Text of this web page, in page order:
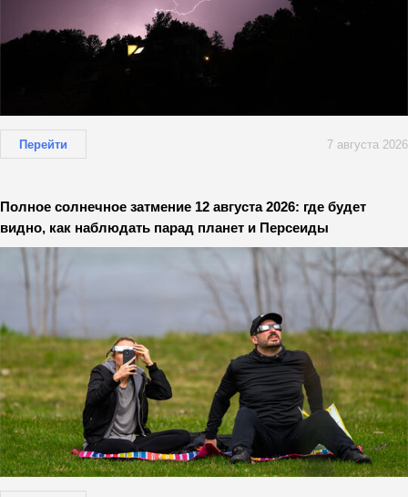
Перейти 7 августа 2026
Полное солнечное затмение 12 августа 2026: где будет
видно, как наблюдать парад планет и Персеиды